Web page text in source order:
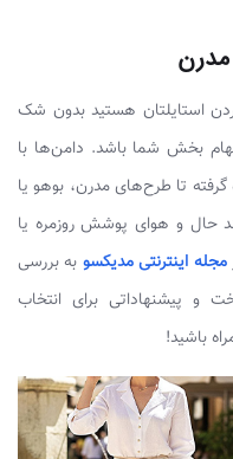
مدرن
استایلتان هستید بدون شک
بخش شما باشد. دامن‌ها با
تا طرح‌های مدرن، بوهو یا
حال و هوای پوشش روزمره یا
مجله اینترنتی مدیکسو به بررسی
و پیشنهاداتی برای انتخاب
باشید!